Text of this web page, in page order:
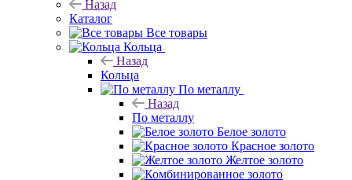
Назад
Каталог
Все товары
Кольца
Назад
Кольца
По металлу
Назад
По металлу
Белое золото
Красное золото
Желтое золото